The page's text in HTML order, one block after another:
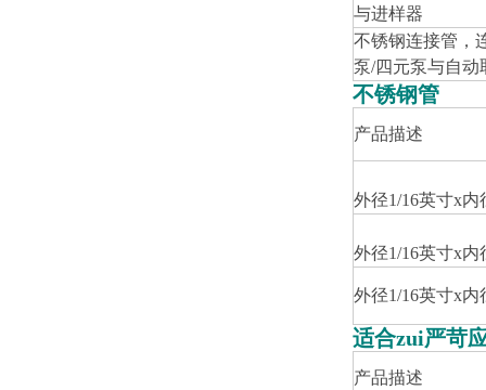
与进样器
不锈钢连接管，
泵/四元泵与自动
不锈钢管
产品描述
外径1/16英寸x内
外径1/16英寸x内
外径1/16英寸x内
适合zui严苛
产品描述